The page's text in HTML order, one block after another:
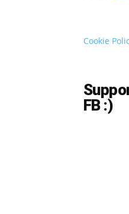
Cookie
FB :)